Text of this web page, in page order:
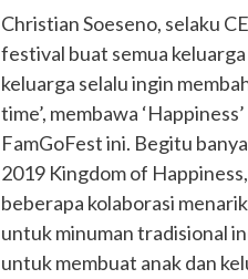
Christian Soeseno, selaku
festival buat semua
keluarga selalu ingin
time’, membawa
FamGoFest ini. Begitu
2019 Kingdom of
beberapa kolaborasi
untuk minuman tradisional
untuk membuat anak dan